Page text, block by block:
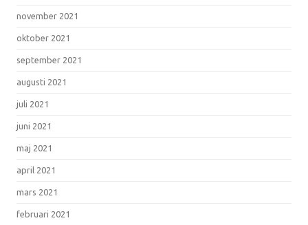
november 2021
oktober 2021
september 2021
augusti 2021
juli 2021
juni 2021
maj 2021
april 2021
mars 2021
februari 2021